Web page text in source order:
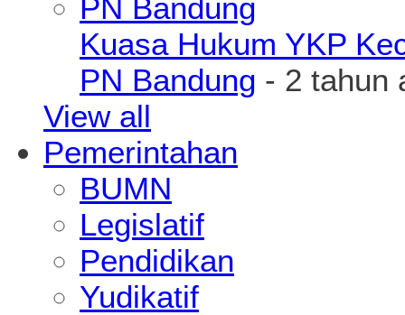
Kuasa Hukum YKP
PN Bandung - 2 tahun
View all
Pemerintahan
BUMN
Legislatif
Pendidikan
Yudikatif